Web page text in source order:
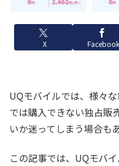
X Facebook
UQモバイルでは、様々
では購入できない独占販
いか迷ってしまう場合も
この記事では、UQモバ